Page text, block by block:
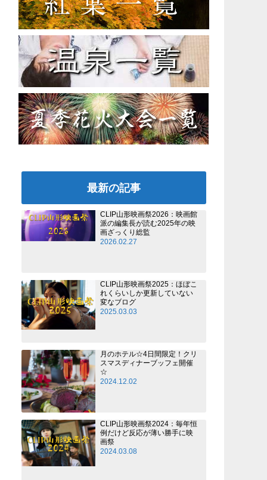
最新の記事
CLIP山形映画祭2026：映画館
派の編集長が読む2025年の映
画ざっくり総監
2026.02.27
CLIP山形映画祭2025：ほぼこ
れくらいしか更新していない
変なブログ
2025.03.03
月のホテル☆4日間限定！クリ
スマスディナーブッフェ開催
☆
2024.12.02
CLIP山形映画祭2024：毎年恒
例だけど反応が薄い勝手に映
画祭
2024.03.08